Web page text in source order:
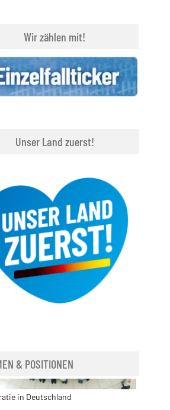
Wir zählen mit!
Unser Land zuerst!
& POSITIONEN